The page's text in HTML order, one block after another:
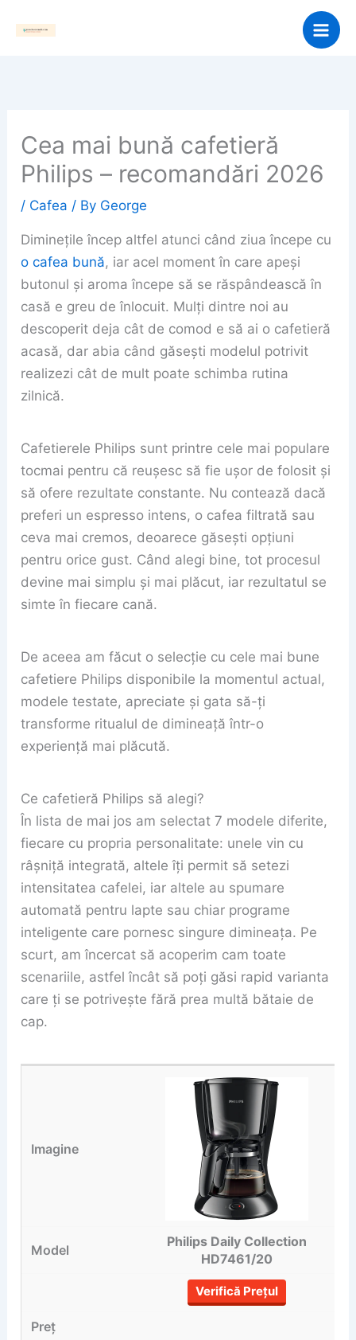
Cea mai bună cafetieră
Philips – recomandări 2026
/ Cafea / By George
Diminețile încep altfel atunci când ziua începe cu
o cafea bună, iar acel moment în care apeși
butonul și aroma începe să se răspândească în
casă e greu de înlocuit. Mulți dintre noi au
descoperit deja cât de comod e să ai o cafetieră
acasă, dar abia când găsești modelul potrivit
realizezi cât de mult poate schimba rutina
zilnică.
Cafetierele Philips sunt printre cele mai populare
tocmai pentru că reușesc să fie ușor de folosit și
să ofere rezultate constante. Nu contează dacă
preferi un espresso intens, o cafea filtrată sau
ceva mai cremos, deoarece găsești opțiuni
pentru orice gust. Când alegi bine, tot procesul
devine mai simplu și mai plăcut, iar rezultatul se
simte în fiecare cană.
De aceea am făcut o selecție cu cele mai bune
cafetiere Philips disponibile la momentul actual,
modele testate, apreciate și gata să-ți
transforme ritualul de dimineață într-o
experiență mai plăcută.
Ce cafetieră Philips să alegi?
În lista de mai jos am selectat 7 modele diferite,
fiecare cu propria personalitate: unele vin cu
râșniță integrată, altele îți permit să setezi
intensitatea cafelei, iar altele au spumare
automată pentru lapte sau chiar programe
inteligente care pornesc singure dimineața. Pe
scurt, am încercat să acoperim cam toate
scenariile, astfel încât să poți găsi rapid varianta
care ți se potrivește fără prea multă bătaie de
cap.
Philips Daily Collection
HD7461/20
Verifică Prețul